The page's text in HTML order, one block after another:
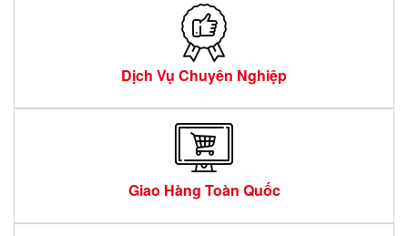
Dịch Vụ Chuyên Nghiệp
Giao Hàng Toàn Quốc